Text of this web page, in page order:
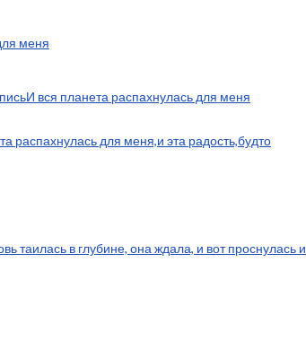
меня
вся планета распахнулась для меня
распахнулась для меня,и эта радость,будто
таилась в глубине, она ждала, и вот проснулась и